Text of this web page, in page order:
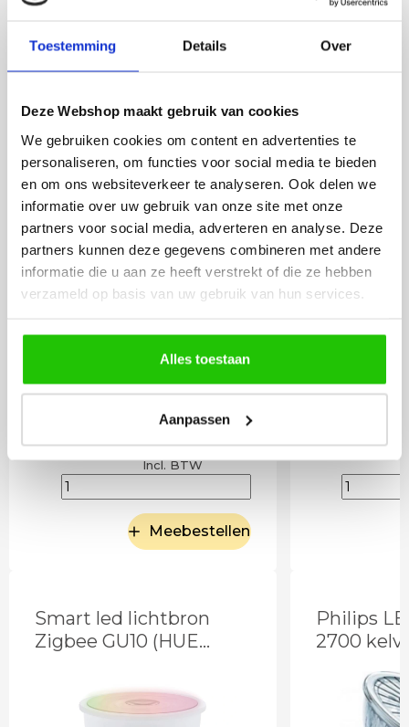
Toestemming Details Over
Deze Webshop maakt gebruik van cookies
We gebruiken cookies om content en advertenties te
personaliseren, om functies voor social media te bieden
en om ons websiteverkeer te analyseren. Ook delen we
informatie over uw gebruik van onze site met onze
partners voor social media, adverteren en analyse. Deze
partners kunnen deze gegevens combineren met andere
informatie die u aan ze heeft verstrekt of die ze hebben
verzameld op basis van uw gebruik van hun services.
Alles toestaan
Aanpassen
BESTELINCLUSIEF
GU10 3standenlamp |
dim to warm
12,95
Incl. BTW
Meebestellen
LED
spot
Smart led lichtbron
Zigbee GU10 (HUE
Philips
2700